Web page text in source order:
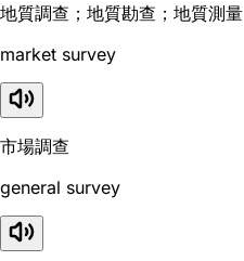
地質調查；地質勘查；地質測量
market survey
市場調查
general survey